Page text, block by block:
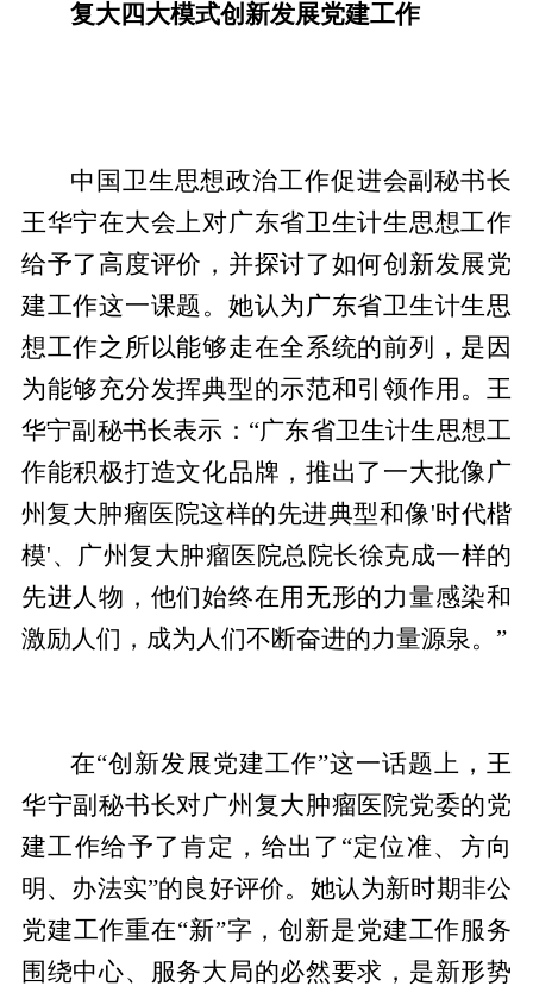
复大四大模式创新发展党建工作
中国卫生思想政治工作促进会副秘书长
王华宁在大会上对广东省卫生计生思想工作
给予了高度评价，并探讨了如何创新发展党
建工作这一课题。她认为广东省卫生计生思
想工作之所以能够走在全系统的前列，是因
为能够充分发挥典型的示范和引领作用。王
华宁副秘书长表示：“广东省卫生计生思想工
作能积极打造文化品牌，推出了一大批像广
州复大肿瘤医院这样的先进典型和像'时代楷
模'、广州复大肿瘤医院总院长徐克成一样的
先进人物，他们始终在用无形的力量感染和
激励人们，成为人们不断奋进的力量源泉。”
在“创新发展党建工作”这一话题上，王
华宁副秘书长对广州复大肿瘤医院党委的党
建工作给予了肯定，给出了“定位准、方向
明、办法实”的良好评价。她认为新时期非公
党建工作重在“新”字，创新是党建工作服务
围绕中心、服务大局的必然要求，是新形势